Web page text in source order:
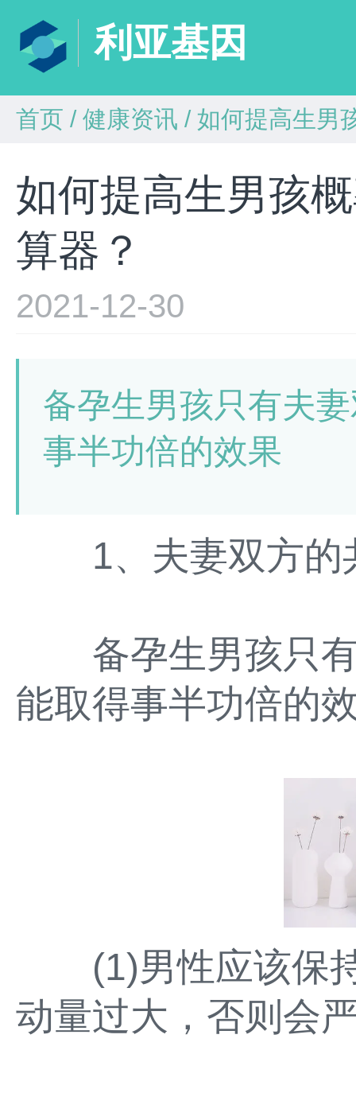
利亚基因
首页 / 健康资讯 / 如何提高生男
如何提高生男孩
算器？
2021-12-30
备孕生男孩只有夫
事半功倍的效果
1、夫妻双方的
备孕生男孩只有
能取得事半功倍的
(1)男性应该保持
动量过大，否则会